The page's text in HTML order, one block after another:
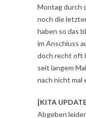
Montag durch
noch die
haben so das
im Anschluss
doch recht oft
seit langem
nach nicht mal
[KITA
Abgeben